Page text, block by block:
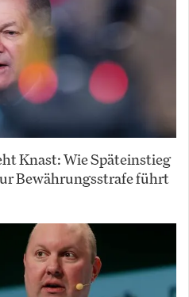
Knast: Wie Späteinstieg
Bewährungsstrafe führt